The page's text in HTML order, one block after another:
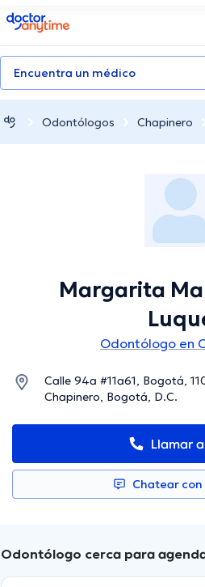
doctoranytime
Encuentra un médico
Odontólogos Chapinero
Margarita
Odontólogo en
Calle 94a #11a61, Bogotá,
Chapinero, Bogotá, D.C.
Llamar
Chatear
Odontólogo cerca para